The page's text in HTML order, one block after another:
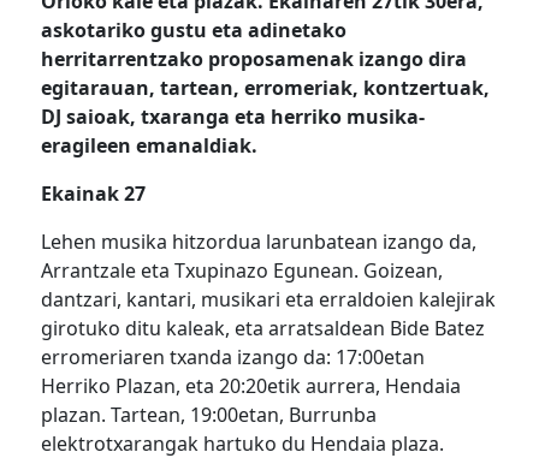
askotariko gustu eta adinetako
herritarrentzako proposamenak izango dira
egitarauan, tartean, erromeriak, kontzertuak,
DJ saioak, txaranga eta herriko musika-
eragileen emanaldiak.
Ekainak 27
Lehen musika hitzordua larunbatean izango da,
Arrantzale eta Txupinazo Egunean. Goizean,
dantzari, kantari, musikari eta erraldoien kalejirak
girotuko ditu kaleak, eta arratsaldean Bide Batez
erromeriaren txanda izango da: 17:00etan
Herriko Plazan, eta 20:20etik aurrera, Hendaia
plazan. Tartean, 19:00etan, Burrunba
elektrotxarangak hartuko du Hendaia plaza.